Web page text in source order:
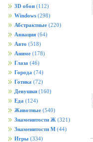
3D обои (112)
Windows (298)
Абстрактные (220)
Авиация (64)
Авто (518)
Аниме (178)
Глаза (46)
Города (74)
Готика (72)
Девушки (160)
Еда (124)
Животные (540)
Знаменитости Ж (321)
Знаменитости М (44)
Игры (334)